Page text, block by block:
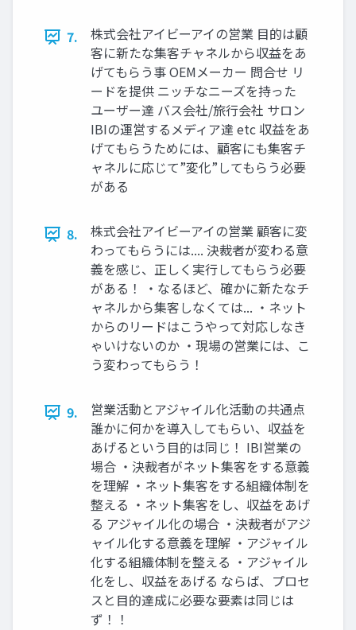
7.
株式会社アイビーアイの営業 ⽬的は顧
客に新たな集客チャネルから収益をあ
げてもらう事 OEMメーカー 問合せ リ
ードを提供 ニッチなニーズを持った
ユーザー達 バス会社/旅⾏会社 サロン
IBIの運営するメディア達 etc 収益をあ
げてもらうためには、顧客にも集客チ
ャネルに応じて”変化”してもらう必要
がある
8.
株式会社アイビーアイの営業 顧客に変
わってもらうには.... 決裁者が変わる意
義を感じ、正しく実⾏してもらう必要
がある！ ・なるほど、確かに新たなチ
ャネルから集客しなくては... ・ネット
からのリードはこうやって対応しなき
ゃいけないのか ・現場の営業には、こ
う変わってもらう！
9.
営業活動とアジャイル化活動の共通点
誰かに何かを導⼊してもらい、収益を
あげるという⽬的は同じ！ IBI営業の
場合 ・決裁者がネット集客をする意義
を理解 ・ネット集客をする組織体制を
整える ・ネット集客をし、収益をあげ
る アジャイル化の場合 ・決裁者がアジ
ャイル化する意義を理解 ・アジャイル
化する組織体制を整える ・アジャイル
化をし、収益をあげる ならば、プロセ
スと⽬的達成に必要な要素は同じは
ず！！